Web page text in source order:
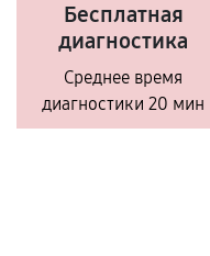
Бесплатная
диагностика
Среднее время
диагностики 20 мин